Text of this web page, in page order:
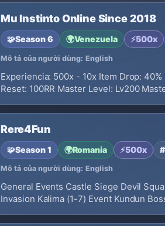
Mu Instinto Online Since 2018
🧩Season 6 🌍Venezuela ⚡500x
Mô tả của người dùng: English
Experiencia: 500x - 10x Item Drop:
Reset: 100RR Master Level: Lv200
Rere4Fun
🧩Season 1 🌍Romania ⚡500x
Mô tả của người dùng: English
General Events Castle Siege Devil
Invasion Kalima (1-7) Event Kundun